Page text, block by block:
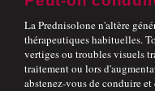
La Prednisolone n'altère
thérapeutiques habituelles.
vertiges ou troubles visuels
traitement ou lors
abstenez-vous de conduire